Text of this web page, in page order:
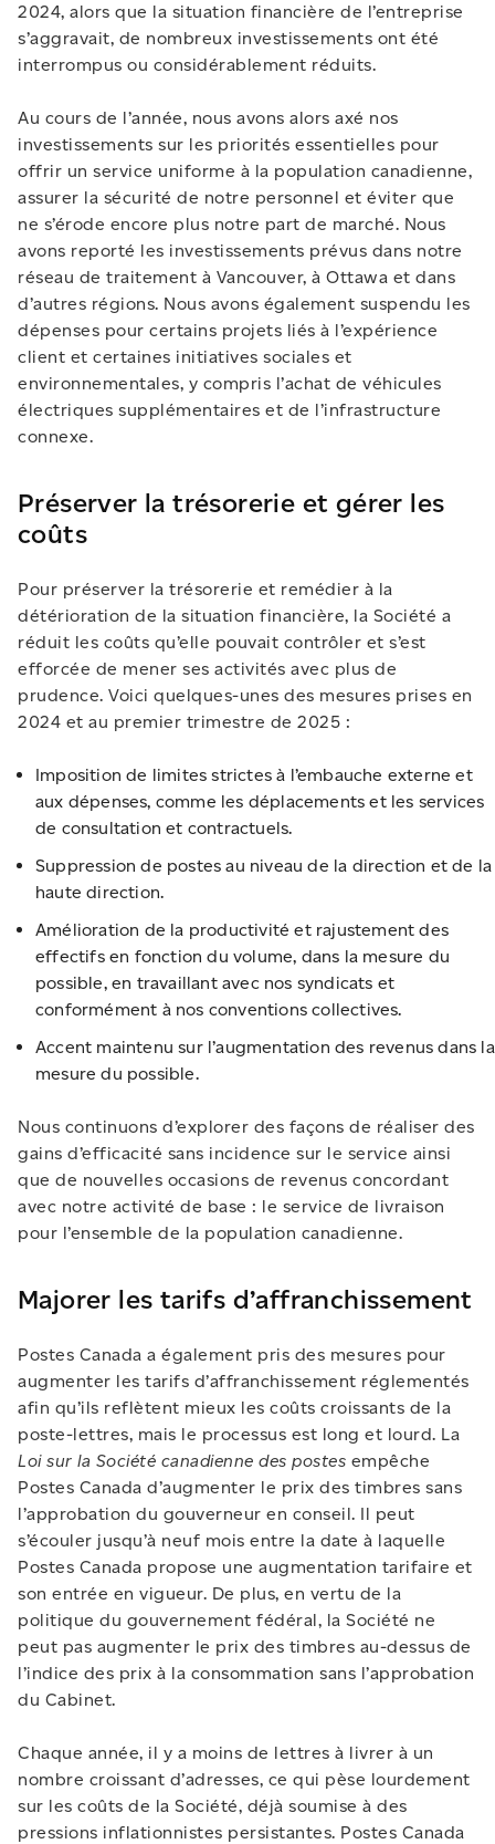
2024, alors que la situation financière de l’entreprise
s’aggravait, de nombreux investissements ont été
interrompus ou considérablement réduits.
Au cours de l’année, nous avons alors axé nos
investissements sur les priorités essentielles pour
offrir un service uniforme à la population canadienne,
assurer la sécurité de notre personnel et éviter que
ne s’érode encore plus notre part de marché. Nous
avons reporté les investissements prévus dans notre
réseau de traitement à Vancouver, à Ottawa et dans
d’autres régions. Nous avons également suspendu les
dépenses pour certains projets liés à l’expérience
client et certaines initiatives sociales et
environnementales, y compris l’achat de véhicules
électriques supplémentaires et de l’infrastructure
connexe.
Préserver la trésorerie et gérer les
coûts
Pour préserver la trésorerie et remédier à la
détérioration de la situation financière, la Société a
réduit les coûts qu’elle pouvait contrôler et s’est
efforcée de mener ses activités avec plus de
prudence. Voici quelques-unes des mesures prises en
2024 et au premier trimestre de 2025 :
Imposition de limites strictes à l’embauche externe et
aux dépenses, comme les déplacements et les services
de consultation et contractuels.
Suppression de postes au niveau de la direction et de la
haute direction.
Amélioration de la productivité et rajustement des
effectifs en fonction du volume, dans la mesure du
possible, en travaillant avec nos syndicats et
conformément à nos conventions collectives.
Accent maintenu sur l’augmentation des revenus dans la
mesure du possible.
Nous continuons d’explorer des façons de réaliser des
gains d’efficacité sans incidence sur le service ainsi
que de nouvelles occasions de revenus concordant
avec notre activité de base : le service de livraison
pour l’ensemble de la population canadienne.
Majorer les tarifs d’affranchissement
Postes Canada a également pris des mesures pour
augmenter les tarifs d’affranchissement réglementés
afin qu’ils reflètent mieux les coûts croissants de la
poste-lettres, mais le processus est long et lourd. La
Loi sur la Société canadienne des postes empêche
Postes Canada d’augmenter le prix des timbres sans
l’approbation du gouverneur en conseil. Il peut
s’écouler jusqu’à neuf mois entre la date à laquelle
Postes Canada propose une augmentation tarifaire et
son entrée en vigueur. De plus, en vertu de la
politique du gouvernement fédéral, la Société ne
peut pas augmenter le prix des timbres au-dessus de
l’indice des prix à la consommation sans l’approbation
du Cabinet.
Chaque année, il y a moins de lettres à livrer à un
nombre croissant d’adresses, ce qui pèse lourdement
sur les coûts de la Société, déjà soumise à des
pressions inflationnistes persistantes. Postes Canada